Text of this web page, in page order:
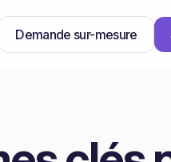
Demande sur-mesure